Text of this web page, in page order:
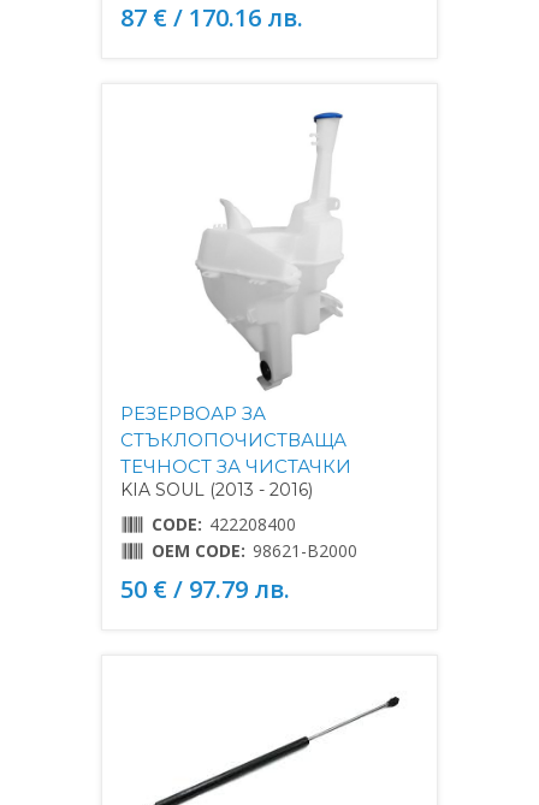
87 € / 170.16 лв.
РЕЗЕРВОАР ЗА
СТЪКЛОПОЧИСТВАЩА
ТЕЧНОСТ ЗА ЧИСТАЧКИ
KIA SOUL (2013 - 2016)
CODE: 422208400
OEM CODE: 98621-B2000
50 € / 97.79 лв.